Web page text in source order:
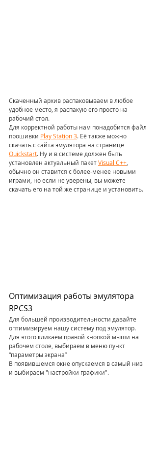
Скаченный архив распаковываем в любое
удобное место, я распакую его просто на
рабочий стол.
Для корректной работы нам понадобится файл
прошивки Play Station 3. Её также можно
скачать с сайта эмулятора на странице
Quickstart. Ну и в системе должен быть
установлен актуальный пакет Visual C++
обычно он ставится с более-менее новыми
играми, но если не уверены, вы можете
скачать его на той же странице и установить.
Оптимизация работы эмулятора
RPCS3
Для большей производительности давайте
оптимизируем нашу систему под эмулятор.
Для этого кликаем правой кнопкой мыши на
рабочем столе, выбираем в меню пункт
“параметры экрана”
В появившемся окне опускаемся в самый низ
и выбираем "настройки графики".